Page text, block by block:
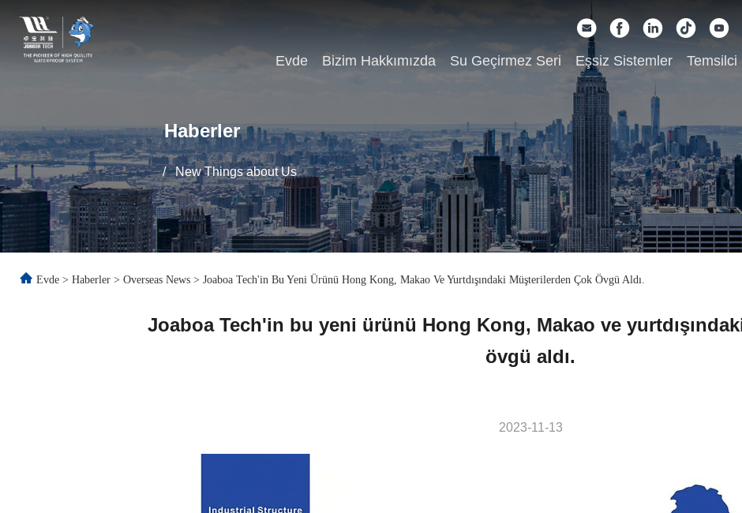
Evde Bizim Hakkımızda Su Geçirmez Seri Eşsiz Sistemler Temsilci
Haberler
/ New Things about Us
Evde > Haberler > Overseas News > Joaboa Tech'in Bu Yeni Ürünü Hong Kong, Makao Ve Yurtdışındaki Müşterilerden Çok Övgü Aldı.
Joaboa Tech'in bu yeni ürünü Hong Kong, Makao ve
övgü aldı.
2023-11-13